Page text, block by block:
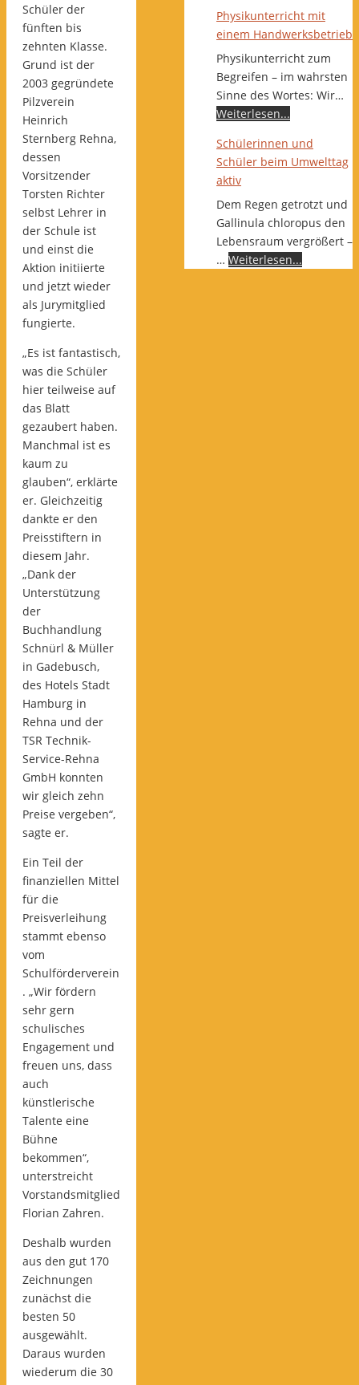
Schüler der
fünften bis
zehnten Klasse.
Grund ist der
2003 gegründete
Pilzverein
Heinrich
Sternberg Rehna,
dessen
Vorsitzender
Torsten Richter
selbst Lehrer in
der Schule ist
und einst die
Aktion initiierte
und jetzt wieder
als Jurymitglied
fungierte.
„Es ist fantastisch,
was die Schüler
hier teilweise auf
das Blatt
gezaubert haben.
Manchmal ist es
kaum zu
glauben“, erklärte
er. Gleichzeitig
dankte er den
Preisstiftern in
diesem Jahr.
„Dank der
Unterstützung
der
Buchhandlung
Schnürl & Müller
in Gadebusch,
des Hotels Stadt
Hamburg in
Rehna und der
TSR Technik-
Service-Rehna
GmbH konnten
wir gleich zehn
Preise vergeben“,
sagte er.
Ein Teil der
finanziellen Mittel
für die
Preisverleihung
stammt ebenso
vom
Schulförderverein
. „Wir fördern
sehr gern
schulisches
Engagement und
freuen uns, dass
auch
künstlerische
Talente eine
Bühne
bekommen“,
unterstreicht
Vorstandsmitglied
Florian Zahren.
Deshalb wurden
aus den gut 170
Zeichnungen
zunächst die
besten 50
ausgewählt.
Daraus wurden
wiederum die 30
Physikunterricht mit
einem Handwerksbetrieb
Physikunterricht zum
Begreifen – im wahrsten
Sinne des Wortes: Wir…
Weiterlesen...
Schülerinnen und
Schüler beim Umwelttag
aktiv
Dem Regen getrotzt und
Gallinula chloropus den
Lebensraum vergrößert –
… Weiterlesen...